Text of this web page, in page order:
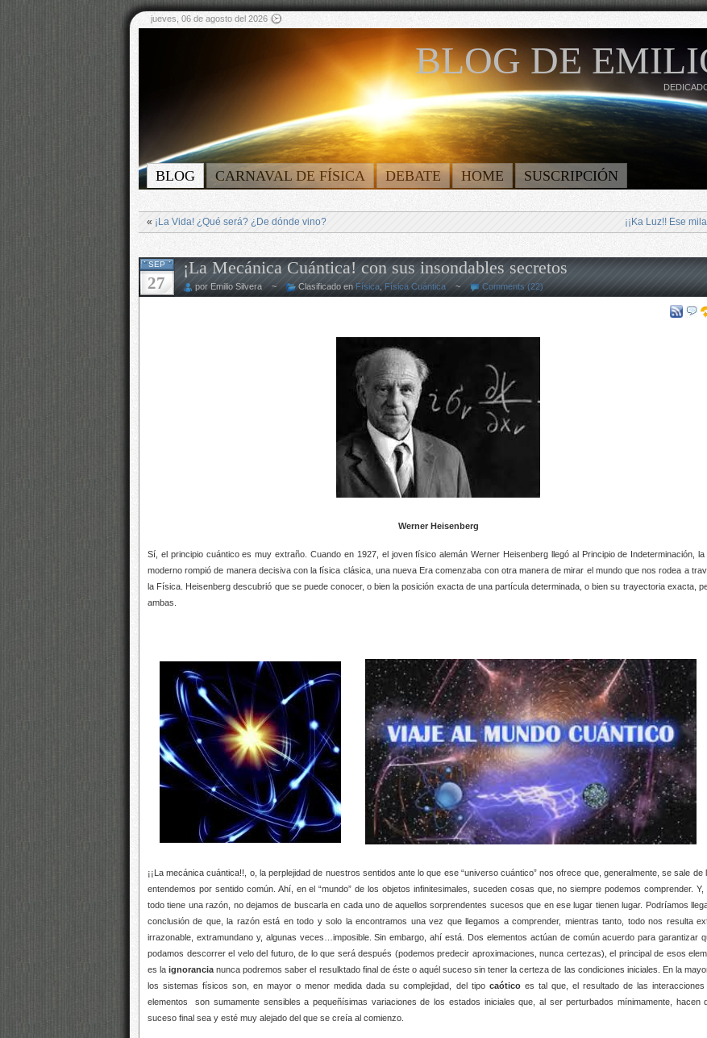
jueves, 06 de agosto del 2026
BLOG DE
BLOG CARNAVAL DE FÍSICA DEBATE HOME SUSCRIPCIÓN
« ¡La Vida! ¿Qué será? ¿De dónde vino? ¡¡Ka Luz!! Ese
SEP
27
¡La Mecánica Cuántica! con sus insondables secretos
por Emilio Silvera ~ Clasificado en Física,Física Cuántica~ Comments (22)
Werner Heisenberg
Sí, el principio cuántico es muy extraño. Cuando en 1927, el joven físico alemán Werner Heisenberg llegó al Principio de Indeterminación,
moderno rompió de manera decisiva con la física clásica, una nueva Era comenzaba con otra manera de mirar el mundo que nos rodea a
la Física. Heisenberg descubrió que se puede conocer, o bien la posición exacta de una partícula determinada, o bien su trayectoria exacta,
ambas.
¡¡La mecánica cuántica!!, o, la perplejidad de nuestros sentidos ante lo que ese “universo cuántico” nos ofrece que, generalmente, se sale de
entendemos por sentido común. Ahí, en el “mundo” de los objetos infinitesimales, suceden cosas que, no siempre podemos comprender. Y,
todo tiene una razón, no dejamos de buscarla en cada uno de aquellos sorprendentes sucesos que en ese lugar tienen lugar. Podríamos
conclusión de que, la razón está en todo y solo la encontramos una vez que llegamos a comprender, mientras tanto, todo nos resulta
irrazonable, extramundano y, algunas veces…imposible. Sin embargo, ahí está. Dos elementos actúan de común acuerdo para garantizar
podamos descorrer el velo del futuro, de lo que será después (podemos predecir aproximaciones, nunca certezas), el principal de esos
es laignorancia nunca podremos saber el resulktado final de éste o aquél suceso sin tener la certeza de las condiciones iniciales. En la
los sistemas físicos son, en mayor o menor medida dada su complejidad, del tipo caóticoes tal que, el resultado de las interacciones
elementos son sumamente sensibles a pequeñísimas variaciones de los estados iniciales que, al ser perturbados mínimamente, hacen
suceso final sea y esté muy alejado del que se creía al comienzo.